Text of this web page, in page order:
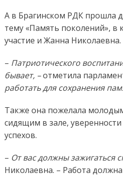
А в Брагинском РДК прошла
тему «Память поколений», в
участие и Жанна Николаевна.
– Патриотического
бывает, –отметила
работать для сохранения
Также она пожелала
сидящим в зале, уверенности
успехов.
– От вас должны зажигаться
Николаевна. – Работа